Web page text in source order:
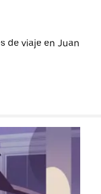
de viaje en Juan